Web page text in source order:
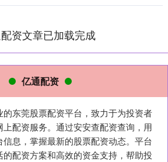
资文章已加载完成
亿通配资
东莞股票配资平台，致力于为投资者
配资服务。通过安安查配资查询，用
信息，掌握最新的股票配资动态。平台
的配资方案和高效的资金支持，帮助投